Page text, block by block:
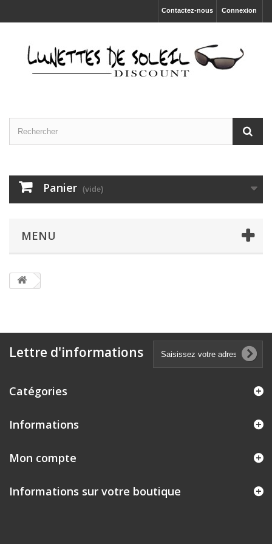
Connexion
Contactez-nous
Panier (vide)
MENU
Lettre d'informations
Catégories
Informations
Mon compte
Informations sur votre boutique